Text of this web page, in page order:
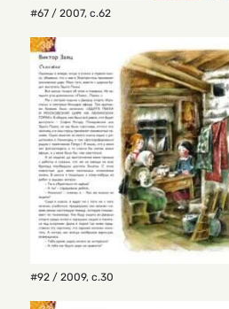
#67 / 2007, с.62
#92 / 2009, с.30